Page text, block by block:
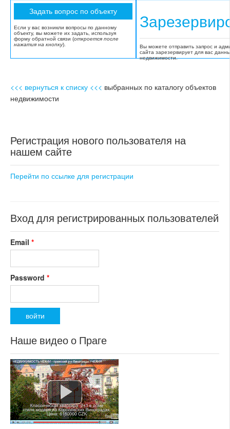
Если у вас возникли вопросы по данному
объекту, вы можете их задать, используя
форму обратной связи (откроется после
нажатия на кнопку).
Вы можете отправить запрос и
сайта зарезервирует для вас
недвижимости.
<<< вернуться к списку <<< выбранных по каталогу объектов
недвижимости
Регистрация нового пользователя на
нашем сайте
Перейти по ссылке для регистрации
Вход для регистрированных пользователей
Email *
Password *
Наше видео о Праге